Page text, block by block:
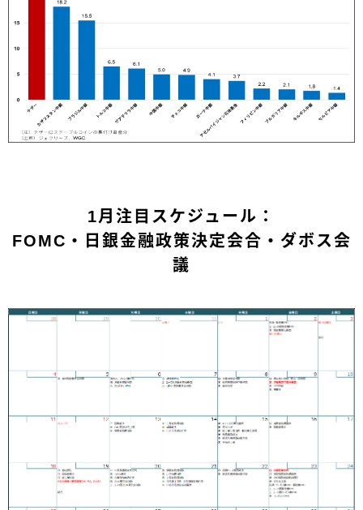
1月注目スケジュール：
FOMC・日銀金融政策決定会合・ダボス会
議